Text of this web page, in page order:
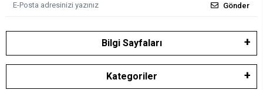
Gönder
Bilgi Sayfaları
Kategoriler